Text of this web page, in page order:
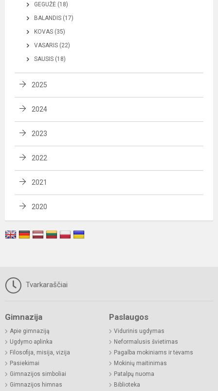
GEGUŽĖ (18)
BALANDIS (17)
KOVAS (35)
VASARIS (22)
SAUSIS (18)
2025
2024
2023
2022
2021
2020
Tvarkaraščiai
Gimnazija
Apie gimnaziją
Ugdymo aplinka
Filosofija, misija, vizija
Pasiekimai
Gimnazijos simboliai
Gimnazijos himnas
Paslaugos
Vidurinis ugdymas
Neformalusis švietimas
Pagalba mokiniams ir tėvams
Mokinių maitinimas
Patalpų nuoma
Biblioteka